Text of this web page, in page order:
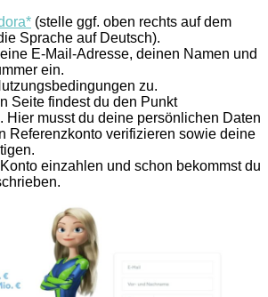
(stelle ggf. oben rechts auf dem
Sprache auf Deutsch).
E-Mail-Adresse, deinen Namen und
ein.
zu.
Seite findest du den Punkt
Hier musst du deine persönlichen Daten
Referenzkonto verifizieren sowie deine
einzahlen und schon bekommst du